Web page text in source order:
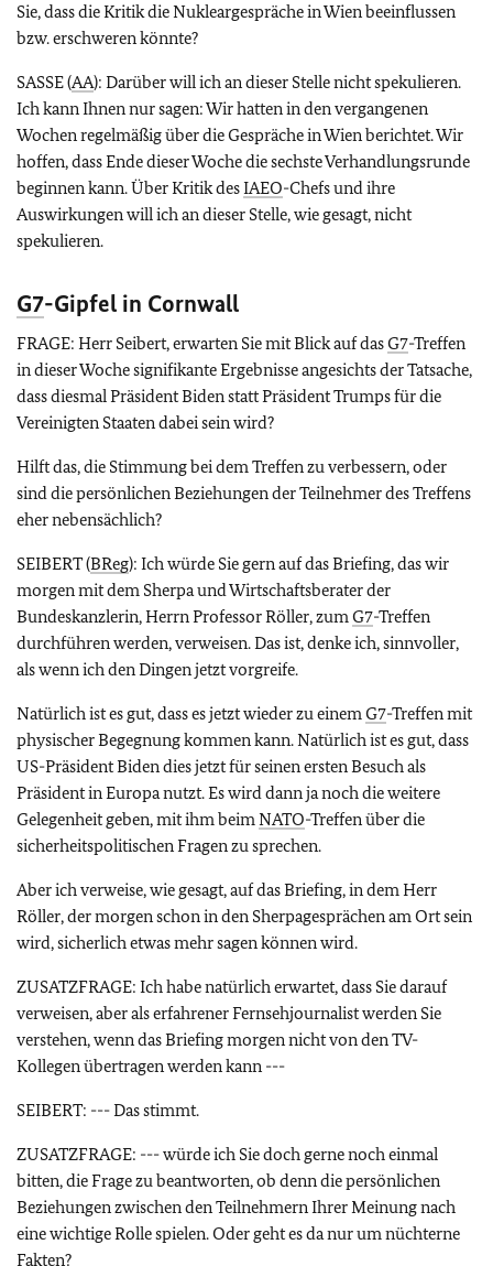
Sie, dass die Kritik die Nukleargespräche in Wien beeinflussen
bzw. erschweren könnte?
SASSE (AA): Darüber will ich an dieser Stelle nicht spekulieren.
Ich kann Ihnen nur sagen: Wir hatten in den vergangenen
Wochen regelmäßig über die Gespräche in Wien berichtet. Wir
hoffen, dass Ende dieser Woche die sechste Verhandlungsrunde
beginnen kann. Über Kritik desIAEO-Chefs und ihre
Auswirkungen will ich an dieser Stelle, wie gesagt, nicht
spekulieren.
G7-Gipfel in Cornwall
FRAGE: Herr Seibert, erwarten Sie mit Blick auf dasG7-Treffen
in dieser Woche signifikante Ergebnisse angesichts der Tatsache,
dass diesmal Präsident Biden statt Präsident Trumps für die
Vereinigten Staaten dabei sein wird?
Hilft das, die Stimmung bei dem Treffen zu verbessern, oder
sind die persönlichen Beziehungen der Teilnehmer des Treffens
eher nebensächlich?
SEIBERT (BReg): Ich würde Sie gern auf das Briefing, das wir
morgen mit dem Sherpa und Wirtschaftsberater der
Bundeskanzlerin, Herrn Professor Röller, zumG7-Treffen
durchführen werden, verweisen. Das ist, denke ich, sinnvoller,
als wenn ich den Dingen jetzt vorgreife.
Natürlich ist es gut, dass es jetzt wieder zu einemG7-Treffen mit
physischer Begegnung kommen kann. Natürlich ist es gut, dass
US-Präsident Biden dies jetzt für seinen ersten Besuch als
Präsident in Europa nutzt. Es wird dann ja noch die weitere
Gelegenheit geben, mit ihm beimNATO-Treffen über die
sicherheitspolitischen Fragen zu sprechen.
Aber ich verweise, wie gesagt, auf das Briefing, in dem Herr
Röller, der morgen schon in den Sherpagesprächen am Ort sein
wird, sicherlich etwas mehr sagen können wird.
ZUSATZFRAGE: Ich habe natürlich erwartet, dass Sie darauf
verweisen, aber als erfahrener Fernsehjournalist werden Sie
verstehen, wenn das Briefing morgen nicht von den TV-
Kollegen übertragen werden kann ---
SEIBERT: --- Das stimmt.
ZUSATZFRAGE: --- würde ich Sie doch gerne noch einmal
bitten, die Frage zu beantworten, ob denn die persönlichen
Beziehungen zwischen den Teilnehmern Ihrer Meinung nach
eine wichtige Rolle spielen. Oder geht es da nur um nüchterne
Fakten?